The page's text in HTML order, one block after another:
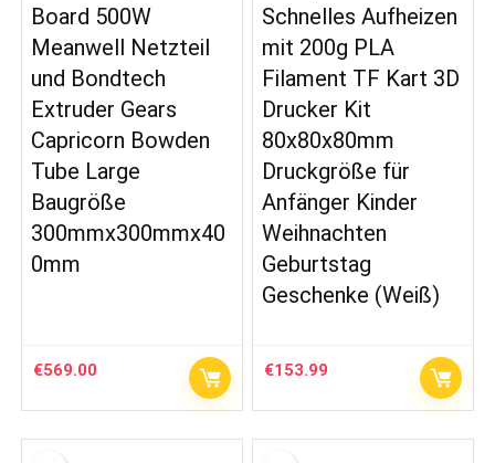
Board 500W
Meanwell Netzteil
und Bondtech
Extruder Gears
Capricorn Bowden
Tube Large
Baugröße
300mmx300mmx40
0mm
€569.00
Schnelles Aufheizen
mit 200g PLA
Filament TF Kart 3D
Drucker Kit
80x80x80mm
Druckgröße für
Anfänger Kinder
Weihnachten
Geburtstag
Geschenke (Weiß)
€153.99